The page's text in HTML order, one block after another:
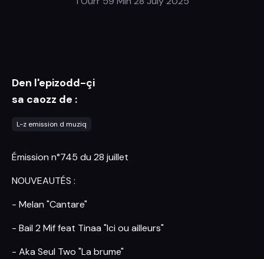
Den l'epizodd-çi
sa caozz de :
L-z emission d muziq
Émission n°745 du 28 juillet
NOUVEAUTÉS :
- Melan "Cantare"
- Bail 2 Mif feat Tinaa "Ici ou ailleurs"
- Aka Seul Two "La brume"